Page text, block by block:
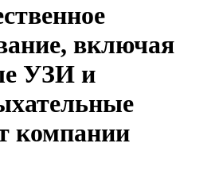
включая
УЗИ и
компании